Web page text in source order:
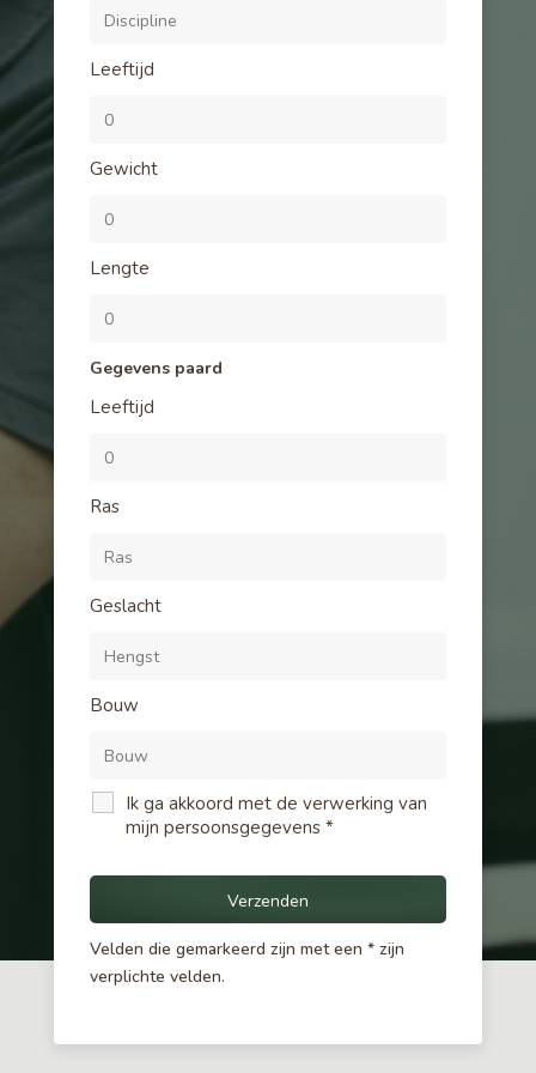
Leeftijd
Gewicht
Lengte
Gegevens paard
Leeftijd
Ras
Geslacht
Bouw
Ik ga akkoord met de verwerking van
mijn persoonsgegevens *
Velden die gemarkeerd zijn met een * zijn
verplichte velden.